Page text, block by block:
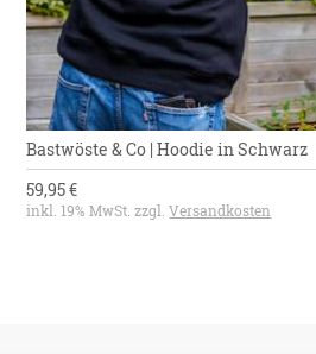
Bastwöste & Co | Hoodie in Schwarz
59,95 €
inkl. 19% MwSt. zzgl.Versandkosten